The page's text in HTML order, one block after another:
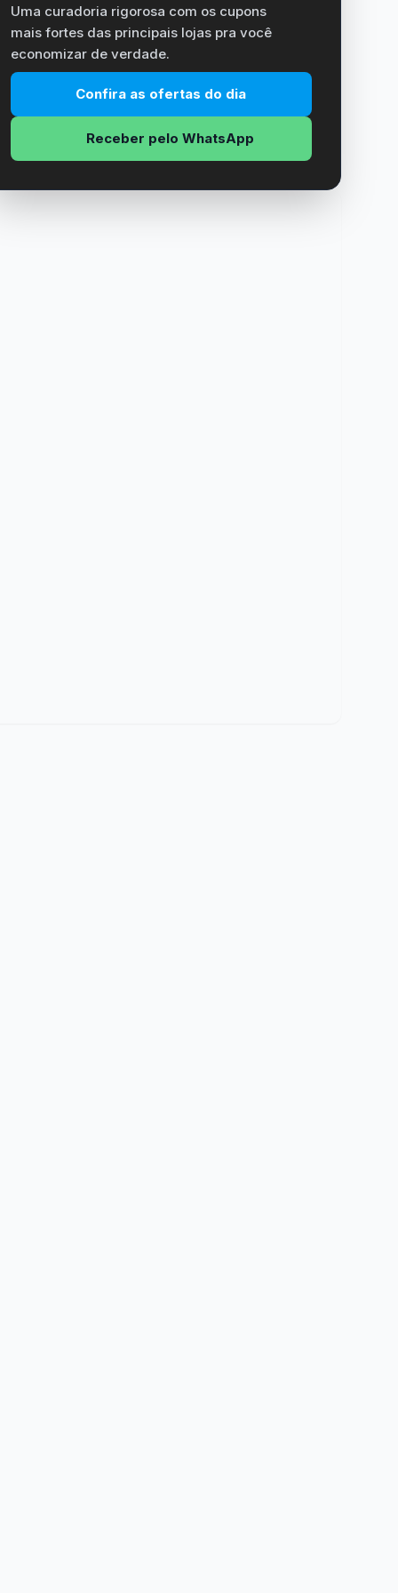
Uma curadoria rigorosa com os cupons
mais fortes das principais lojas pra você
economizar de verdade.
Confira as ofertas do dia
Receber pelo WhatsApp